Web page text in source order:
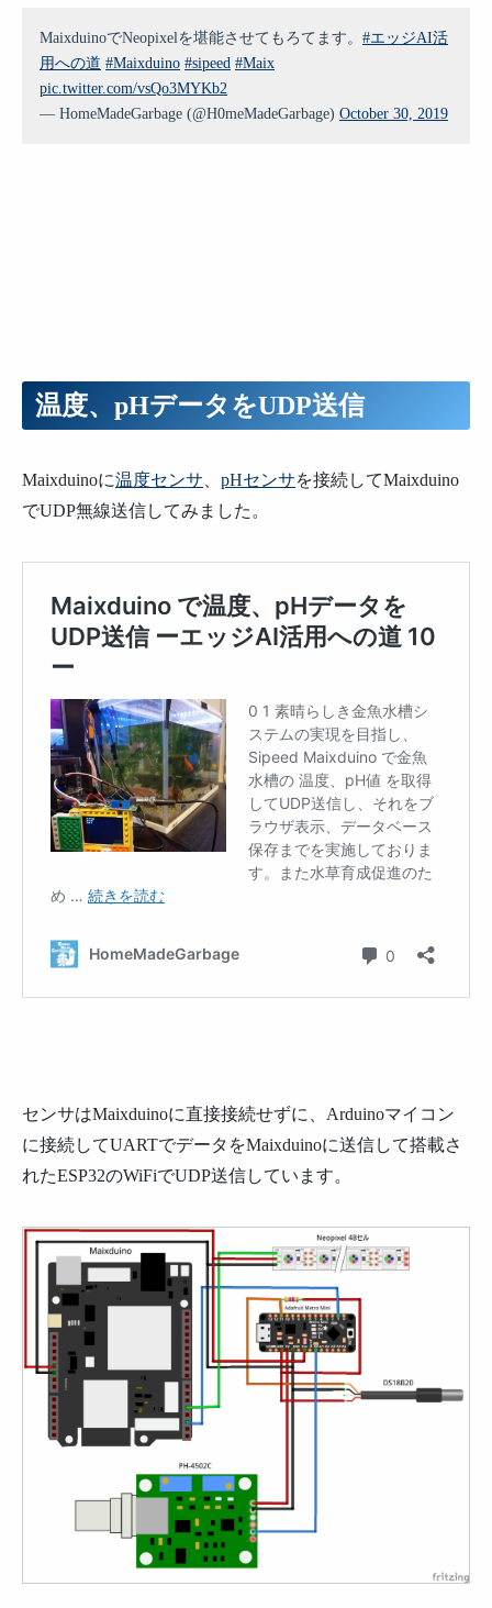
MaixduinoでNeopixelを堪能させてもろてます。 #エッジAI活
用への道 #Maixduino #sipeed #Maix
pic.twitter.com/vsQo3MYKb2
— HomeMadeGarbage (@H0meMadeGarbage) October 30, 2019
温度、pHデータをUDP送信
Maixduinoに温度センサ pHセンサを接続してMaixduino
でUDP無線送信してみました。
センサはMaixduinoに直接接続せずに、Arduinoマイコン
に接続してUARTでデータをMaixduinoに送信して搭載さ
れたESP32のWiFiでUDP送信しています。